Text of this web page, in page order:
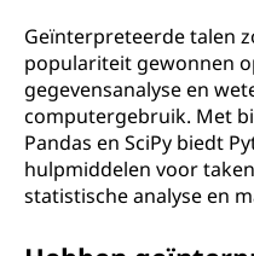
Geïnterpreteerde talen
populariteit gewonnen
gegevensanalyse en
computergebruik. Met
Pandas en SciPy biedt
hulpmiddelen voor
statistische analyse en